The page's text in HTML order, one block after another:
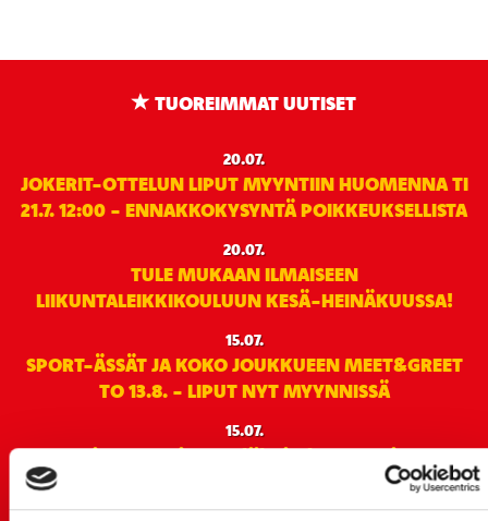
TUOREIMMAT UUTISET
20.07.
JOKERIT-OTTELUN LIPUT MYYNTIIN HUOMENNA TI
21.7. 12:00 - ENNAKKOKYSYNTÄ POIKKEUKSELLISTA
20.07.
TULE MUKAAN ILMAISEEN
LIIKUNTALEIKKIKOULUUN KESÄ-HEINÄKUUSSA!
15.07.
SPORT-ÄSSÄT JA KOKO JOUKKUEEN MEET&GREET
TO 13.8. - LIPUT NYT MYYNNISSÄ
15.07.
Rinta-Joupin Autoliike jatkaa Sportin
pääyhteistyökumppanina Superkaudella – jatkoa
monikymmenvuotiselle yhteistyölle